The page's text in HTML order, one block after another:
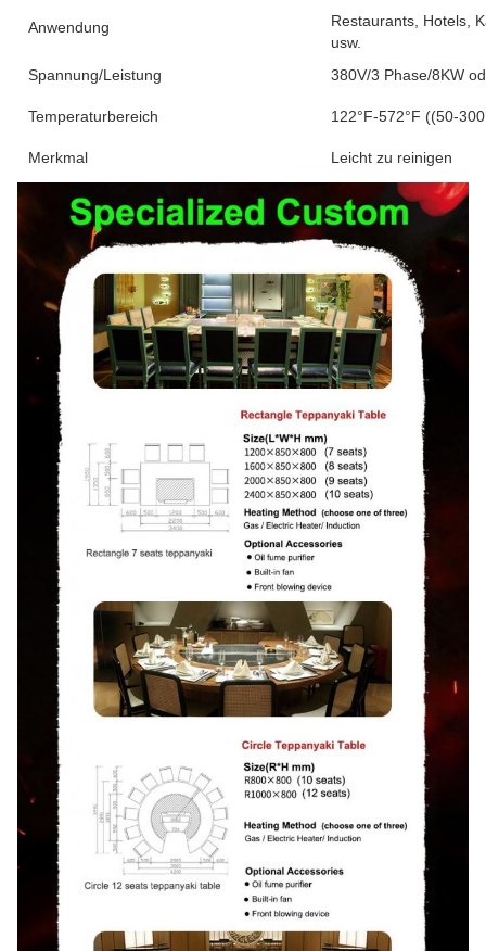
Anwendung
Restaurants, Hotels,
usw.
Spannung/Leistung
380V/3 Phase/8KW
Temperaturbereich 122°F-572°F ((50-
Merkmal Leicht zu reinigen